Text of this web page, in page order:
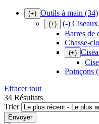
(+) Outils à main (34)
(+) (-)
Barres de
Chasse-
(+)
Poinçons
Effacer tout
34 Résultats
Trier